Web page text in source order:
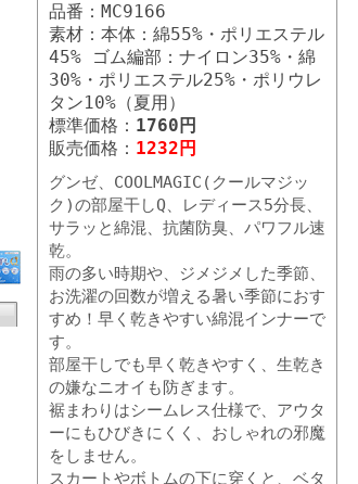
品番：MC9166
素材：本体：綿55%・ポリエステル
45% ゴム編部：ナイロン35%・綿
30%・ポリエステル25%・ポリウレ
タン10%（夏用）
標準価格： 1760円
販売価格： 1232円
グンゼ、COOLMAGIC(クールマジッ
ク)の部屋干しQ、レディース5分長、
サラッと綿混、抗菌防臭、パワフル速
乾。
雨の多い時期や、ジメジメした季節、
お洗濯の回数が増える暑い季節におす
すめ！早く乾きやすい綿混インナーで
す。
部屋干しでも早く乾きやすく、生乾き
の嫌なニオイも防ぎます。
裾まわりはシームレス仕様で、アウタ
ーにもひびきにくく、おしゃれの邪魔
をしません。
スカートやボトムの下に穿くと、ベタ